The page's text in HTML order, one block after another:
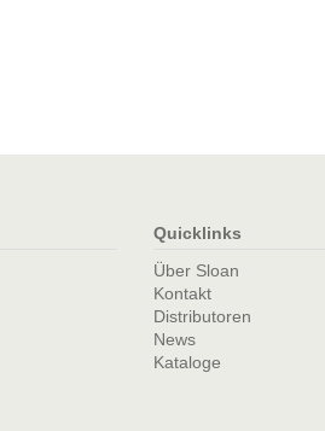
Quicklinks
Über Sloan
Kontakt
Distributoren
News
Kataloge